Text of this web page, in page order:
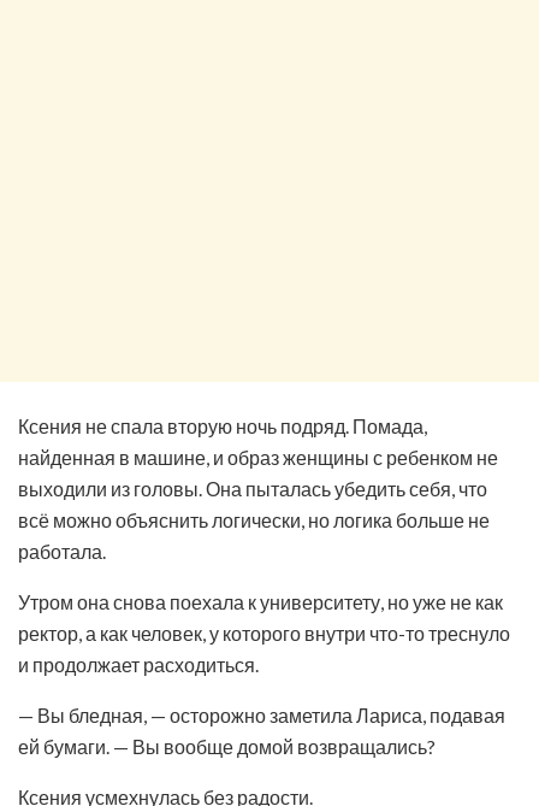
Ксения не спала вторую ночь подряд. Помада,
найденная в машине, и образ женщины с ребенком не
выходили из головы. Она пыталась убедить себя, что
всё можно объяснить логически, но логика больше не
работала.
Утром она снова поехала к университету, но уже не как
ректор, а как человек, у которого внутри что-то треснуло
и продолжает расходиться.
— Вы бледная, — осторожно заметила Лариса, подавая
ей бумаги. — Вы вообще домой возвращались?
Ксения усмехнулась без радости.